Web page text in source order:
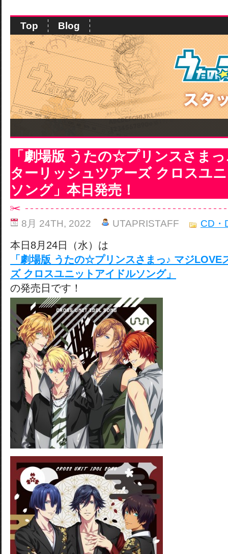
Top Blog
「劇場版 うたの☆プリンスさま
ターリッシュツアーズ クロスユ
ソング」本日発売！
8月 24TH, 2022 UTAPRISTAFF CD・
本日8月24日（水）は
「劇場版 うたの☆プリンスさまっ♪ マジLOVE
ズ クロスユニットアイドルソング」
の発売日です！